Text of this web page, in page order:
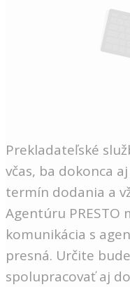
Prekladateľské
včas, ba dokonca
termín dodania a
Agentúru PRESTO
komunikácia s
presná. Určite
spolupracovať aj